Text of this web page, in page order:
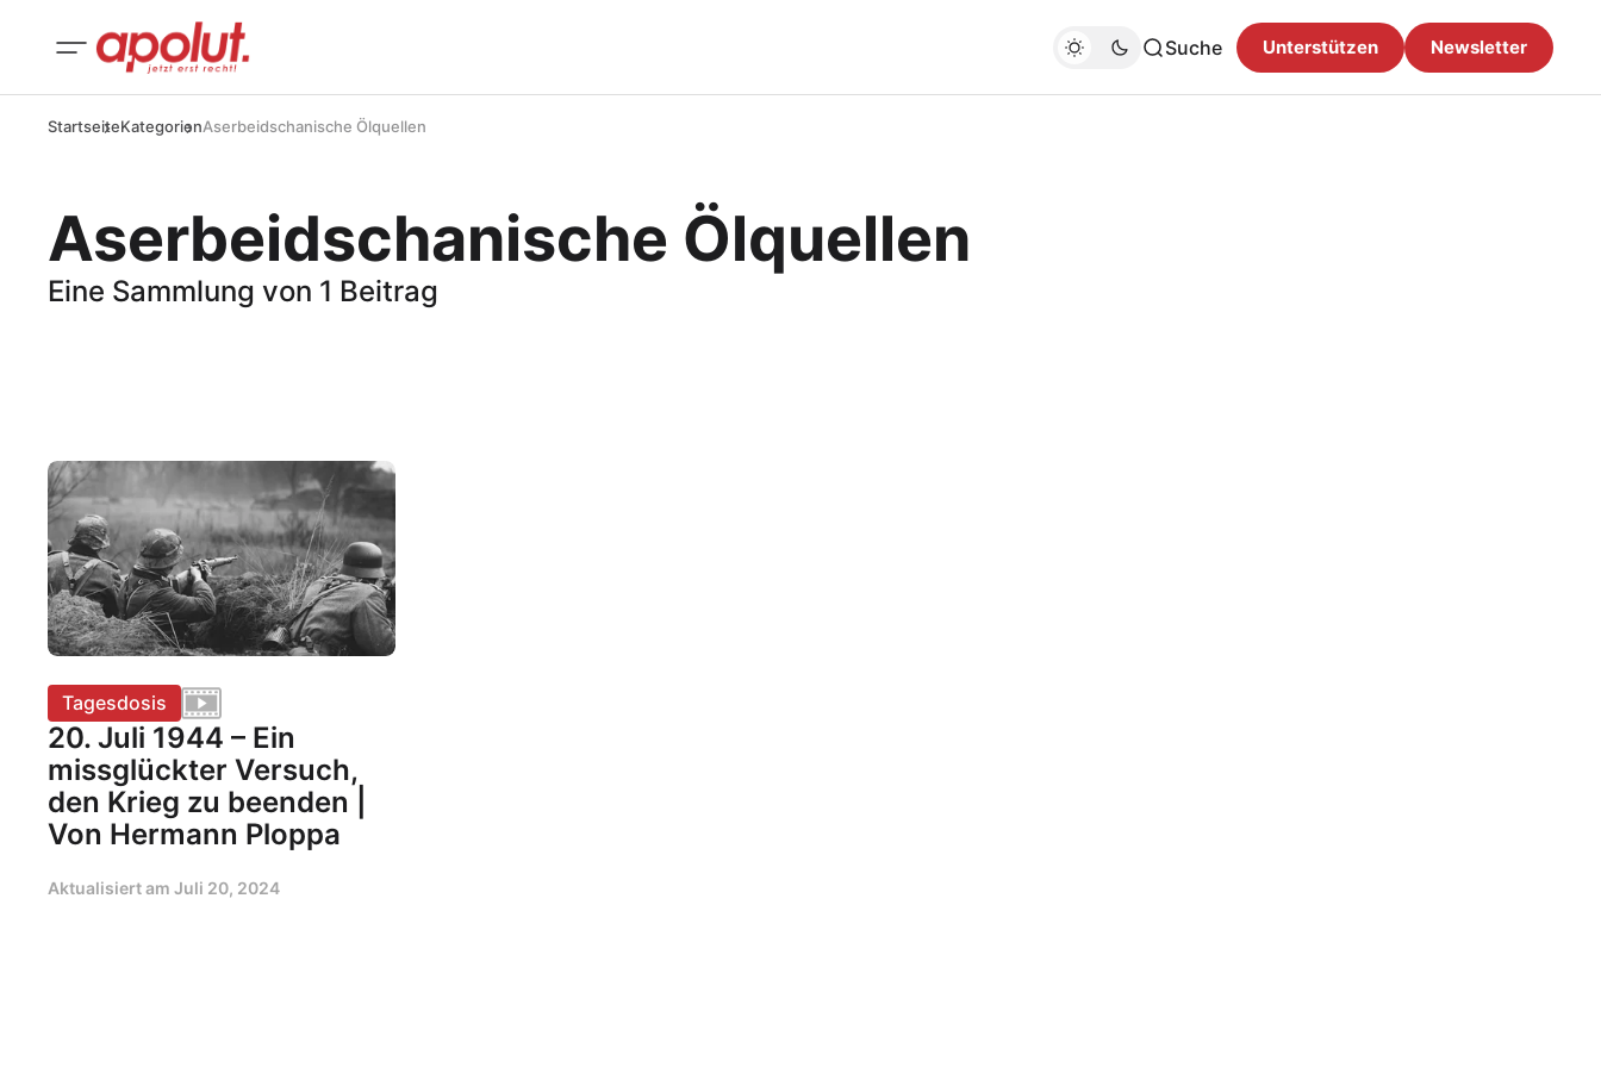
Suche Unterstützen Newsletter
StartseiteKategorienAserbeidschanische Ölquellen
Aserbeidschanische Ölquellen
Eine Sammlung von 1 Beitrag
Tagesdosis
20. Juli 1944 – Ein
missglückter Versuch,
den Krieg zu beenden |
Von Hermann Ploppa
Aktualisiert am Juli 20, 2024